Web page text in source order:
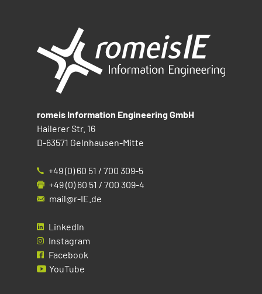
romeis Information Engineering GmbH
Hailerer Str. 16
D-63571 Gelnhausen-Mitte
+49 (0) 60 51 / 700 309-5
+49 (0) 60 51 / 700 309-4
mail@r-IE.de
LinkedIn
Instagram
Facebook
YouTube